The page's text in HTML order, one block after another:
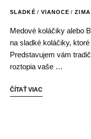
SLADKÉ / VIANOCE / ZIMA
Medové koláčiky alebo
na sladké koláčiky,
Predstavujem vám
roztopia vaše …
ČÍTAŤ VIAC